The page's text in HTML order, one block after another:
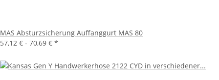
MAS Absturzsicherung Auffanggurt MAS 80
57,12 € - 70,69 € *